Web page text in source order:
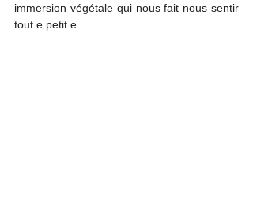
immersion végétale qui nous fait nous sentir
tout.e petit.e.